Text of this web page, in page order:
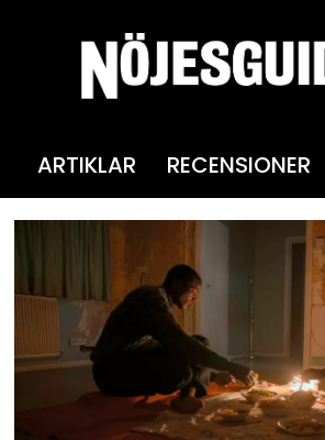
ARTIKLAR RECENSIONER